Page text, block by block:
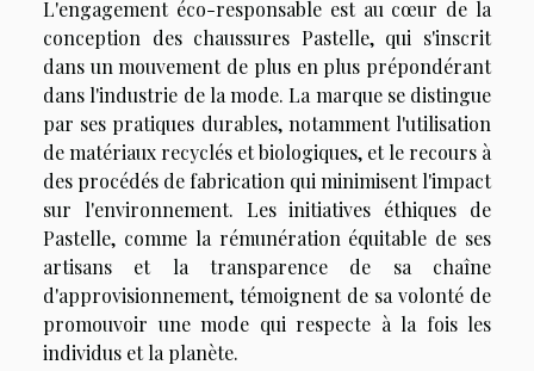
L'engagement éco-responsable est au cœur de la
conception des chaussures Pastelle, qui s'inscrit
dans un mouvement de plus en plus prépondérant
dans l'industrie de la mode. La marque se distingue
par ses pratiques durables, notamment l'utilisation
de matériaux recyclés et biologiques, et le recours à
des procédés de fabrication qui minimisent l'impact
sur l'environnement. Les initiatives éthiques de
Pastelle, comme la rémunération équitable de ses
artisans et la transparence de sa chaîne
d'approvisionnement, témoignent de sa volonté de
promouvoir une mode qui respecte à la fois les
individus et la planète.